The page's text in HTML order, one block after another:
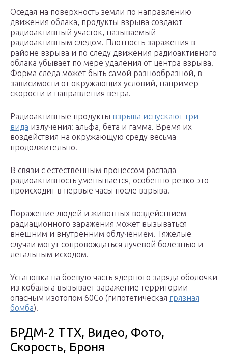
Оседая на поверхность земли по направлению
движения облака, продукты взрыва создают
радиоактивный участок, называемый
радиоактивным следом. Плотность заражения в
районе взрыва и по следу движения радиоактивного
облака убывает по мере удаления от центра взрыва.
Форма следа может быть самой разнообразной, в
зависимости от окружающих условий, например
скорости и направления ветра.
Радиоактивные продукты взрыва испускают три
вида излучения: альфа, бета и гамма. Время их
воздействия на окружающую среду весьма
продолжительно.
В связи с естественным процессом распада
радиоактивность уменьшается, особенно резко это
происходит в первые часы после взрыва.
Поражение людей и животных воздействием
радиационного заражения может вызываться
внешним и внутренним облучением. Тяжелые
случаи могут сопровождаться лучевой болезнью и
летальным исходом.
Установка на боевую часть ядерного заряда оболочки
из кобальта вызывает заражение территории
опасным изотопом 60Co (гипотетическая грязная
бомба).
БРДМ-2 ТТХ, Видео, Фото,
Скорость, Броня